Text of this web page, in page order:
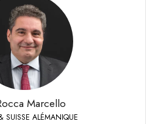
Marcello
SUISSE ALÉMANIQUE
Marcello
SUISSE ALÉMANIQUE
Suisse allemande & Tessin
Mobile:
447 94 48